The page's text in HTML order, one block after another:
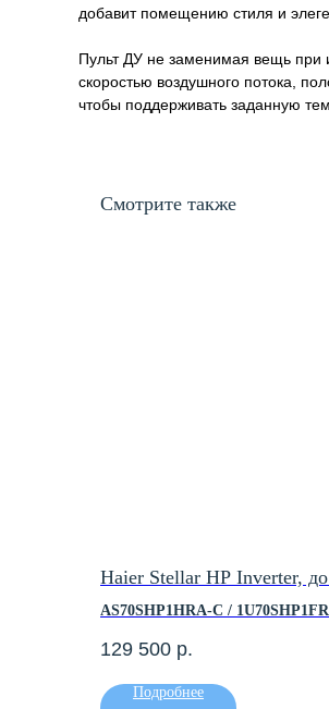
добавит помещению стиля и
Пульт ДУ не заменимая вещь при
скоростью воздушного потока,
чтобы поддерживать заданную
Смотрите также
Haier Stellar HP Inverter,
AS70SHP1HRA-C /
Площадь помещения, м2 — до 70
Теплопроизводительность, кВт —
129 500 р.
Подробнее